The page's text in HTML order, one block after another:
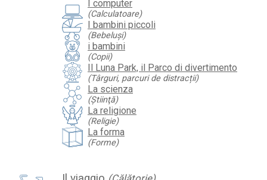
I computer
(Calculatoare)
I bambini piccoli
(Bebeluşi)
i bambini
(Copii)
Il Luna Park, il Parco di divertimento
(Târguri, parcuri de distracții)
La scienza
(Ştiinţă)
La religione
(Religie)
La forma
(Forme)